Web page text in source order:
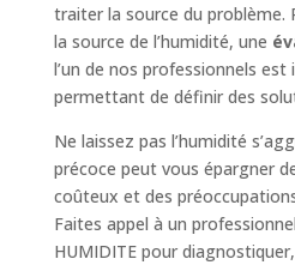
traiter la source du problème.
la source de l’humidité, une
l’un de nos professionnels est
permettant de définir des
Ne laissez pas l’humidité
précoce peut vous épargner
coûteux et des
Faites appel à un
HUMIDITE pour